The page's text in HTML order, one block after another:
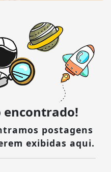
encontrado!
postagens
exibidas aqui.